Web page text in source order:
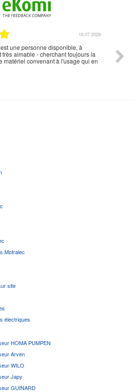
18.07.2026
une personne disponible, à
très aimable - cherchant toujours la
matériel convenant à l'usage qui en
Motralec
site
électriques
HOMA PUMPEN
Arven
WILO
Japy
GUINARD